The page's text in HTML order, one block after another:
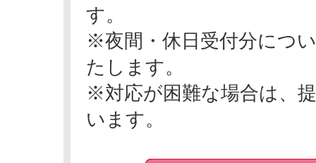
す。
※夜間・休日受付分につ
たします。
※対応が困難な場合は、
います。